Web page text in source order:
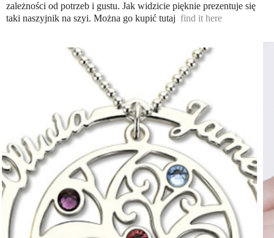
zależności od potrzeb i gustu. Jak widzicie pięknie prezentuje się
taki naszyjnik na szyi. Można go kupić tutaj find it here